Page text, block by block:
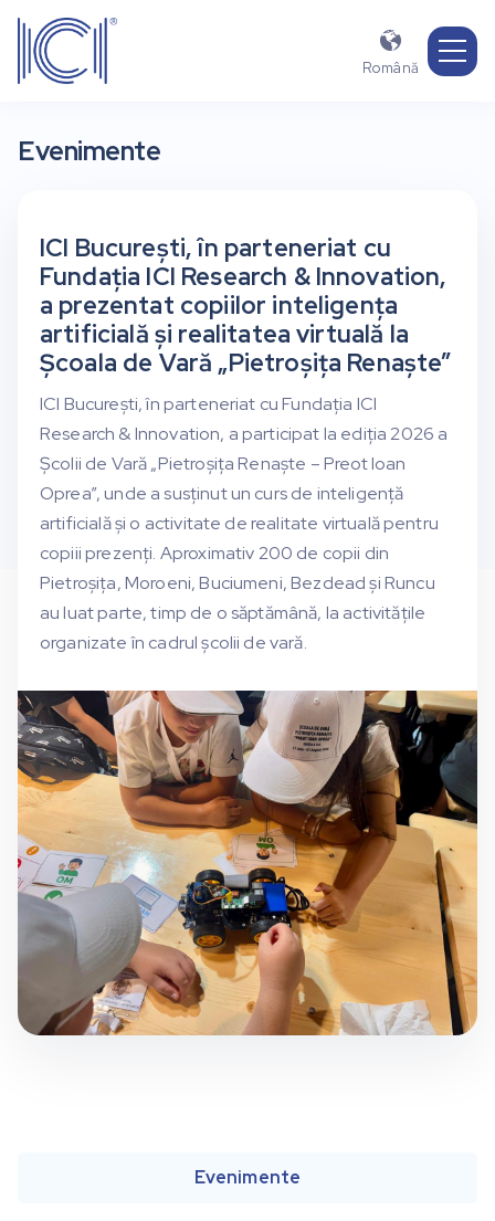

Română
Evenimente
ICI București, în parteneriat cu
Fundația ICI Research & Innovation,
a prezentat copiilor inteligența
artificială și realitatea virtuală la
Școala de Vară „Pietroșița Renaște”
ICI București, în parteneriat cu Fundația ICI
Research & Innovation, a participat la ediția 2026 a
Școlii de Vară „Pietroșița Renaște – Preot Ioan
Oprea”, unde a susținut un curs de inteligență
artificială și o activitate de realitate virtuală pentru
copiii prezenți. Aproximativ 200 de copii din
Pietroșița, Moroeni, Buciumeni, Bezdead și Runcu
au luat parte, timp de o săptămână, la activitățile
organizate în cadrul școlii de vară.
Evenimente